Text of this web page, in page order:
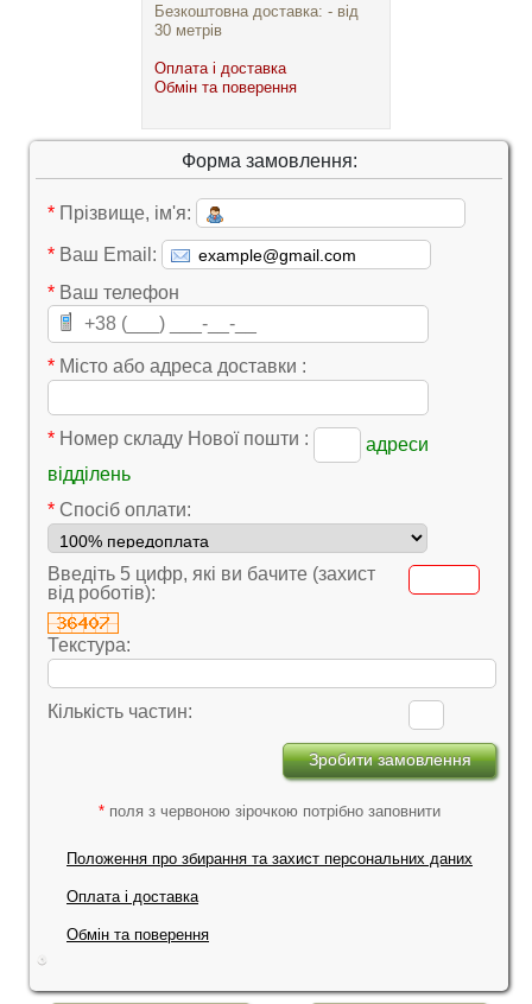
Безкоштовна доставка: - від
30 метрів
Оплата і доставка
Обмін та поверення
Форма замовлення:
* Прізвище, ім'я:
* Ваш Email:
* Ваш телефон
* Місто або адреса доставки :
* Номер складу Нової пошти :
адреси
відділень
* Cпосіб оплати:
Введіть 5 цифр, які ви бачите (захист
від роботів):
Текстура:
Кількість частин:
* поля з червоною зірочкою потрібно заповнити
Положення про збирання та захист персональних даних
Оплата і доставка
Обмін та поверення